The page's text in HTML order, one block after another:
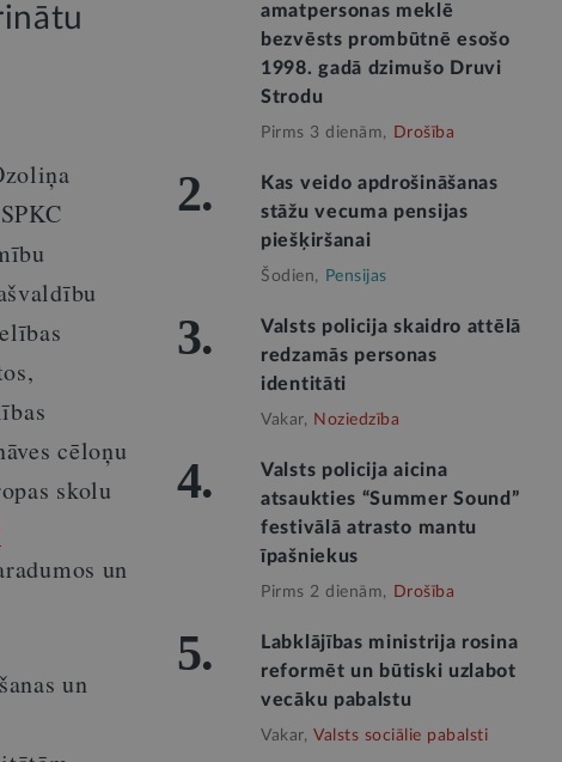
cēloņu
skolu
un
un
amatpersonas meklē
bezvēsts prombūtnē esošo
1998. gadā dzimušo Druvi
Strodu
Pirms 3 dienām, Drošība
2.
Kas veido apdrošināšanas
stāžu vecuma pensijas
piešķiršanai
Šodien, Pensijas
3.
Valsts policija skaidro attēlā
redzamās personas
identitāti
Vakar, Noziedzība
4.
Valsts policija aicina
atsaukties “Summer Sound”
festivālā atrasto mantu
īpašniekus
Pirms 2 dienām, Drošība
5.
Labklājības ministrija rosina
reformēt un būtiski uzlabot
vecāku pabalstu
Vakar, Valsts sociālie pabalsti